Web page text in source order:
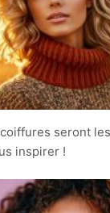
seront
inspirer !